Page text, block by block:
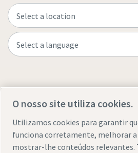
O nosso site utiliza cookies.
Utilizamos cookies para garantir
funciona corretamente, melhorar a
mostrar-lhe conteúdos relevantes.